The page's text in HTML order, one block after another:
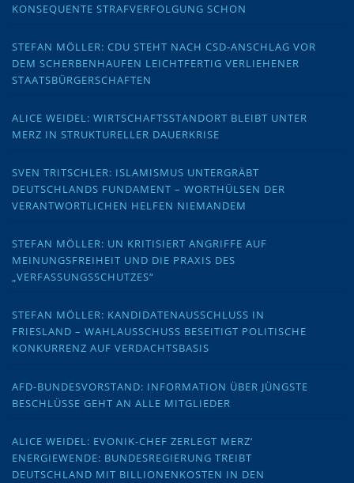
KONSEQUENTE STRAFVERFOLGUNG SCHON
STEFAN MÖLLER: CDU STEHT NACH CSD-ANSCHLAG VOR
DEM SCHERBENHAUFEN LEICHTFERTIG VERLIEHENER
STAATSBÜRGERSCHAFTEN
ALICE WEIDEL: WIRTSCHAFTSSTANDORT BLEIBT UNTER
MERZ IN STRUKTURELLER DAUERKRISE
SVEN TRITSCHLER: ISLAMISMUS UNTERGRÄBT
DEUTSCHLANDS FUNDAMENT – WORTHÜLSEN DER
VERANTWORTLICHEN HELFEN NIEMANDEM
STEFAN MÖLLER: UN KRITISIERT ANGRIFFE AUF
MEINUNGSFREIHEIT UND DIE PRAXIS DES
„VERFASSUNGSSCHUTZES“
STEFAN MÖLLER: KANDIDATENAUSSCHLUSS IN
FRIESLAND – WAHLAUSSCHUSS BESEITIGT POLITISCHE
KONKURRENZ AUF VERDACHTSBASIS
AFD-BUNDESVORSTAND: INFORMATION ÜBER JÜNGSTE
BESCHLÜSSE GEHT AN ALLE MITGLIEDER
ALICE WEIDEL: EVONIK-CHEF ZERLEGT MERZ‘
ENERGIEWENDE: BUNDESREGIERUNG TREIBT
DEUTSCHLAND MIT BILLIONENKOSTEN IN DEN